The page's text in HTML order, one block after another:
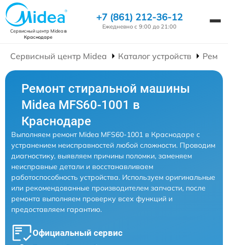
Сервисный центр Mideaв
Краснодаре
+7 (861) 212-36-12
Ежедневно с 9:00 до 21:00
Сервисный центр Midea Каталог устройств
Ремонт стиральной машины
Midea MFS60-1001 в
Краснодаре
Выполняем ремонт Midea MFS60-1001 в Краснодаре с
устранением неисправностей любой сложности. Проводим
диагностику, выявляем причины поломки, заменяем
неисправные детали и восстанавливаем
работоспособность устройства. Используем оригинальные
или рекомендованные производителем запчасти, после
ремонта выполняем проверку всех функций и
предоставляем гарантию.
Официальный сервис